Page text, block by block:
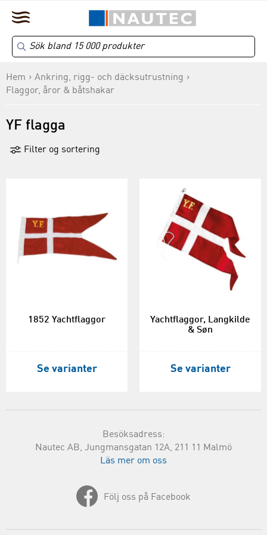
Hem
Ankring, rigg- och däcksutrustning
Flaggor, åror & båtshakar
YF flagga
Filter og sortering
1852 Yachtflaggor
Se varianter
Yachtflaggor, Langkilde
& Søn
Se varianter
Besöksadress:
Nautec AB, Jungmansgatan 12A, 211 11 Malmö
Läs mer om oss
Följ oss på Facebook